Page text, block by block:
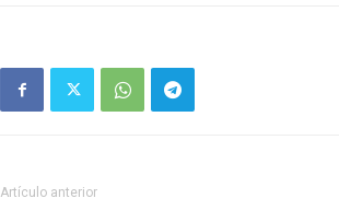
Artículo anterior